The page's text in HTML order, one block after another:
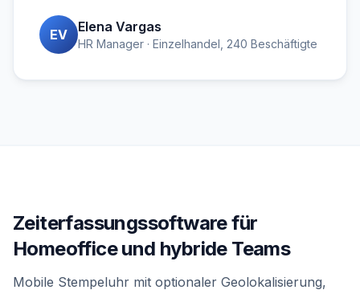
EV Elena Vargas
HR Manager · Einzelhandel, 240 Beschäftigte
Zeiterfassungssoftware für
Homeoffice und hybride Teams
Mobile Stempeluhr mit optionaler Geolokalisierung,